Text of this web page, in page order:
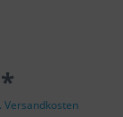
Versandkosten